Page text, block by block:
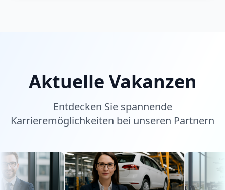
Aktuelle Vakanzen
Entdecken Sie spannende
Karrieremöglichkeiten bei unseren Partnern